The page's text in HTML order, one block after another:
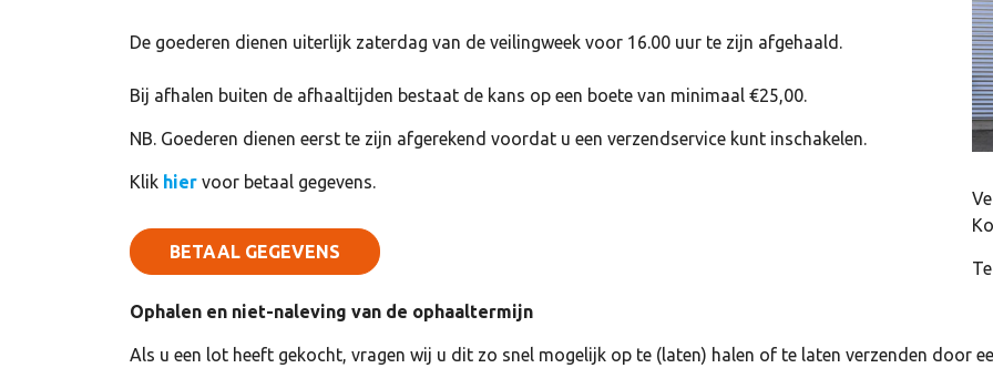
De goederen dienen uiterlijk zaterdag van de veilingweek voor 16.00 uur te zijn afgehaald.
Bij afhalen buiten de afhaaltijden bestaat de kans op een boete van minimaal €25,00.
NB. Goederen dienen eerst te zijn afgerekend voordat u een verzendservice kunt inschakelen.
Klik hier voor betaal gegevens.
BETAAL GEGEVENS
Ophalen en niet-naleving van de ophaaltermijn
Als u een lot heeft gekocht, vragen wij u dit zo snel mogelijk op te (laten) halen of te laten verzenden door